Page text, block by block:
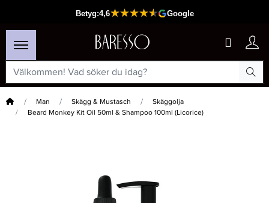
Hem Man Skägg & Mustasch
Skäggolja
Beard Monkey Kit Oil 50ml & Shampoo 100ml (Licorice)